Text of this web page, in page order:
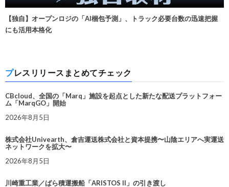
【独自】オープンロジの「AI梱包予測」、トラック必要台数の迅速把握
にも活用本格化
プレスリリースまとめてチェック
CBcloud、全国の「Marq」施設を起点とした新たな配送プラットフォー
ム「MarqGO」開始
2026年8月5日
株式会社Univearth、倉吉運送株式会社と資本提携〜山陰エリアへ実運送
ネットワークを拡大〜
2026年8月5日
川崎重工業／ばら積運搬船「ARISTOS II」の引き渡し